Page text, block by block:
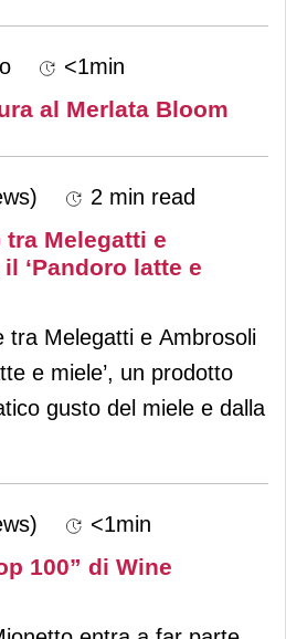
<1min
al Merlata Bloom
2 min read
Melegatti e
‘Pandoro latte e
tra Melegatti e Ambrosoli
e miele’, un prodotto
gusto del miele e dalla
<1min
100” di Wine